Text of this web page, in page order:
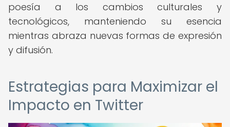
poesía a los cambios culturales y
tecnológicos, manteniendo su esencia
mientras abraza nuevas formas de expresión
y difusión.
Estrategias para Maximizar el
Impacto en Twitter